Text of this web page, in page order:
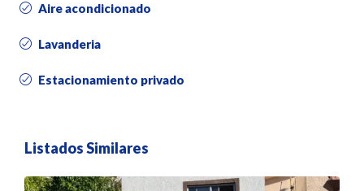
Aire acondicionado
Lavanderia
Estacionamiento privado
Listados Similares